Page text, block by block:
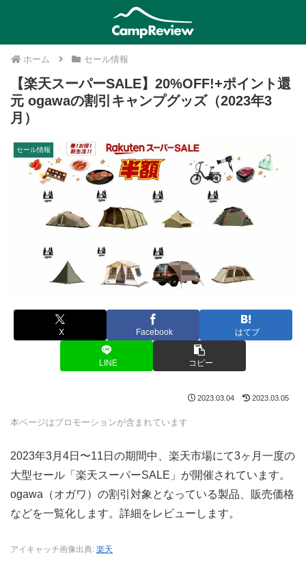
ホーム セール情報
【楽天スーパーSALE】20%OFF!+ポイント還
元 ogawaの割引キャンプグッズ（2023年3
月）
セール情報
X Facebook はてブ
LINE コピー
2023.03.04 2023.03.05
本ページはプロモーションが含まれています
2023年3月4日〜11日の期間中、楽天市場にて3ヶ月一度の
大型セール「楽天スーパーSALE」が開催されています。
ogawa（オガワ）の割引対象となっている製品、販売価格
などを一覧化します。詳細をレビューします。
アイキャッチ画像出典: 楽天